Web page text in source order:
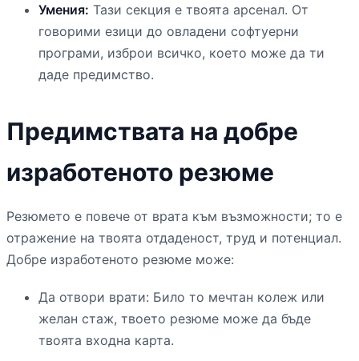
Умения: Тази секция е твоята арсенал. От
говорими езици до овладени софтуерни
програми, изброи всичко, което може да ти
даде предимство.
Предимствата на добре
изработеното резюме
Резюмето е повече от врата към възможности; то е
отражение на твоята отдаденост, труд и потенциал.
Добре изработеното резюме може:
Да отвори врати: Било то мечтан колеж или
желан стаж, твоето резюме може да бъде
твоята входна карта.